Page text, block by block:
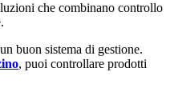
che combinano controllo
buon sistema di gestione.
, puoi controllare prodotti